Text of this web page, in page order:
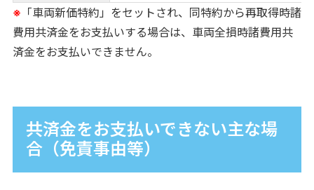
※ 「車両新価特約」をセットされ、同特約から再取得時諸
費用共済金をお支払いする場合は、車両全損時諸費用共
済金をお支払いできません。
共済金をお支払いできない主な場
合（免責事由等）